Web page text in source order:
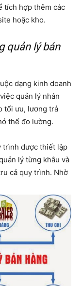
tích hợp thêm các
hoặc kho.
quản lý bán
dạng kinh doanh
quản lý nhân
tối ưu, lương trả
thể đo lường.
trình được thiết lập
lý từng khâu và
cả quy trình. Nhờ